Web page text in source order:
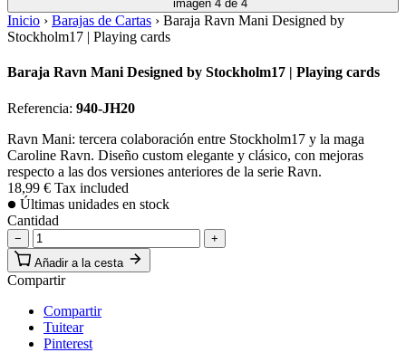
Inicio › Barajas de Cartas › Baraja Ravn Mani Designed by
Stockholm17 | Playing cards
Baraja Ravn Mani Designed by Stockholm17 | Playing cards
Referencia: 940-JH20
Ravn Mani: tercera colaboración entre Stockholm17 y la maga
Caroline Ravn. Diseño custom elegante y clásico, con mejoras
respecto a las dos versiones anteriores de la serie Ravn.
18,99 € Tax included
Últimas unidades en stock
Cantidad
−
+
Añadir a la cesta
Compartir
Compartir
Tuitear
Pinterest